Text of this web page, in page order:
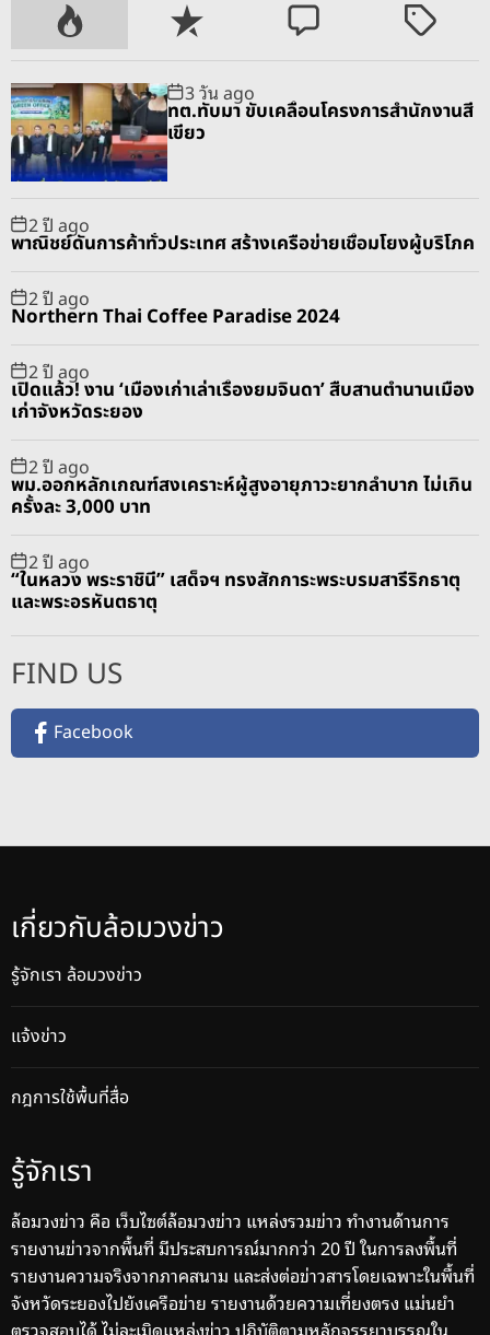
P
o
p
u
l
a
r
R
e
c
e
n
C
o
m
m
e
T
g
g
e
3 วัน ago
ทต.ทับมา ขับเคลื่อนโครงการสำนักงานสี
เขียว
2 ปี ago
พาณิชย์ดันการค้าทั่วประเทศ สร้างเครือข่ายเชื่อมโยงผู้บริโภค
2 ปี ago
Northern Thai Coffee Paradise 2024
2 ปี ago
เปิดแล้ว! งาน ‘เมืองเก่าเล่าเรื่องยมจินดา’ สืบสานตำนานเมือง
เก่าจังหวัดระยอง
2 ปี ago
พม.ออกหลักเกณฑ์สงเคราะห์ผู้สูงอายุภาวะยากลำบาก ไม่เกิน
ครั้งละ 3,000 บาท
2 ปี ago
“ในหลวง พระราชินี” เสด็จฯ ทรงสักการะพระบรมสารีริกธาตุ
และพระอรหันตธาตุ
FIND US
Facebook
เกี่ยวกับล้อมวงข่าว
รู้จักเรา ล้อมวงข่าว
แจ้งข่าว
กฎการใช้พื้นที่สื่อ
รู้จักเรา
ล้อมวงข่าว คือ เว็บไซต์ล้อมวงข่าว แหล่งรวมข่าว ทำงานด้านการ
รายงานข่าวจากพื้นที่ มีประสบการณ์มากกว่า 20 ปี ในการลงพื้นที่
รายงานความจริงจากภาคสนาม และส่งต่อข่าวสารโดยเฉพาะในพื้นที่
จังหวัดระยองไปยังเครือข่าย รายงานด้วยความเที่ยงตรง แม่นยำ